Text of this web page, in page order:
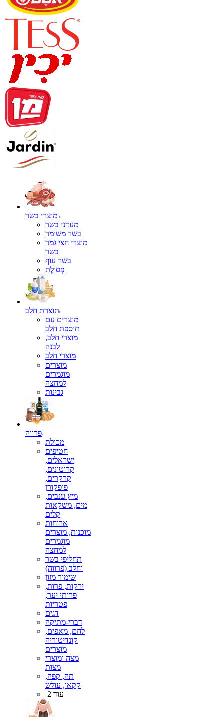
מעדני בשר
בשר משומר
מוצרי חצי גמר
בשר
בשר עוף
פְּסוֹלֶת
תוצרת חלב
מוצרים עם
תוספת חלב
מוצרי חלב,
לבנה
מוצרי חלב
מוצרים
מוגמרים
למחצה
גבינות
פרווה
מכולת
חטיפים
ישראלים,
קרוטונים,
קרקרים,
פופקורן
מיץ ענבים,
מים, משקאות
קלים
ארוחות
מוכנות, מוצרים
מוגמרים
למחצה
תחליפי בשר
וחלב (פרווה)
שימור מזון
ירקות, פרות,
פרותי יער,
פטריות
דגים
דברי-מתיקה
לחם, מאפים,
קונדיטוריה
מוצרים
מצה ומוצרי
מצות
תה, קפה,
קקאו, עולש
עוד 2